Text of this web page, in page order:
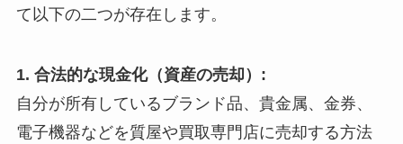
て以下の二つが存在します。
1. 合法的な現金化（資産の売却）:
自分が所有しているブランド品、貴金属、金券、
電子機器などを質屋や買取専門店に売却する方法